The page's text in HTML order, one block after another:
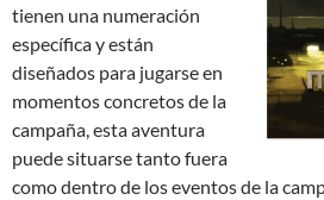
tienen una numeración
específica y están
diseñados para jugarse en
momentos concretos de la
campaña, esta aventura
puede situarse tanto fuera
como dentro de los eventos de la